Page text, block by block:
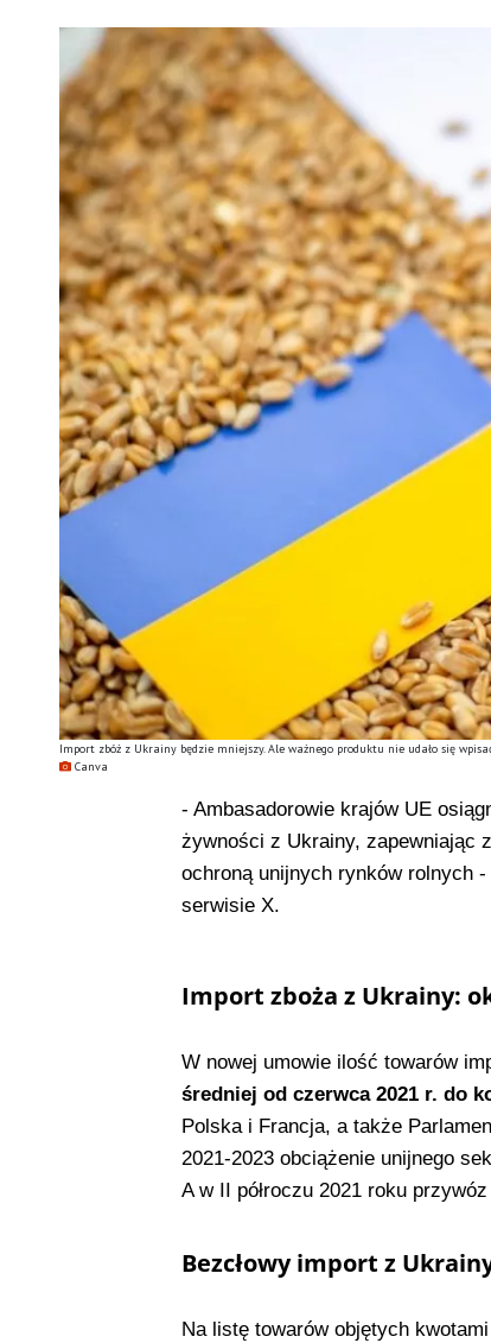
Import zbóż z Ukrainy będzie mniejszy. Ale ważnego produktu nie udało się
Canva
- Ambasadorowie krajów UE
żywności z Ukrainy, zapewniając
ochroną unijnych rynków rolnych
serwisie X.
Import zboża z Ukrainy:
W nowej umowie ilość towarów
średniej od czerwca 2021 r. do
Polska i Francja, a także
2021-2023 obciążenie unijnego
A w II półroczu 2021 roku
Bezcłowy import z
Na listę towarów objętych